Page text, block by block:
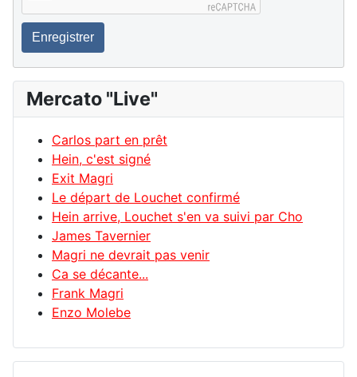
Enregistrer
Mercato "Live"
Carlos part en prêt
Hein, c'est signé
Exit Magri
Le départ de Louchet confirmé
Hein arrive, Louchet s'en va suivi par Cho
James Tavernier
Magri ne devrait pas venir
Ca se décante...
Frank Magri
Enzo Molebe